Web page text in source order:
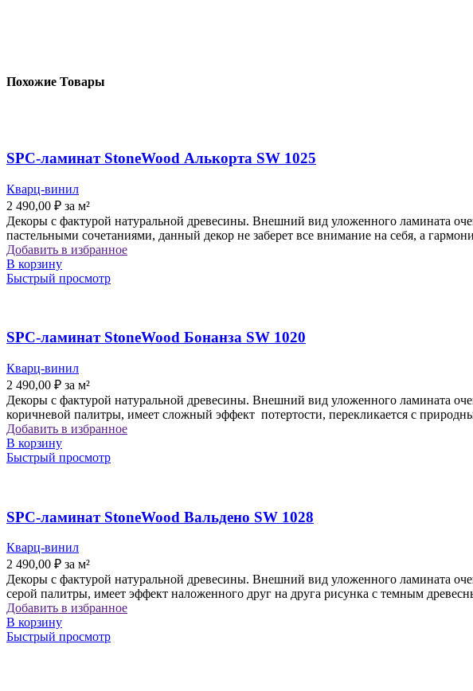
Похожие Товары
SPC-ламинат StoneWood Алькорта SW 1025
Кварц-винил
2 490,00 ₽ за м²
Декоры с фактурой натуральной древесины. Внешний вид уложенного ламината
пастельными сочетаниями, данный декор не заберет все внимание на себя, а
Добавить в избранное
В корзину
Быстрый просмотр
SPC-ламинат StoneWood Бонанза SW 1020
Кварц-винил
2 490,00 ₽ за м²
Декоры с фактурой натуральной древесины. Внешний вид уложенного ламината
коричневой палитры, имеет сложный эффект потертости, перекликается с
Добавить в избранное
В корзину
Быстрый просмотр
SPC-ламинат StoneWood Вальдено SW 1028
Кварц-винил
2 490,00 ₽ за м²
Декоры с фактурой натуральной древесины. Внешний вид уложенного ламината
серой палитры, имеет эффект наложенного друг на друга рисунка с темным
Добавить в избранное
В корзину
Быстрый просмотр